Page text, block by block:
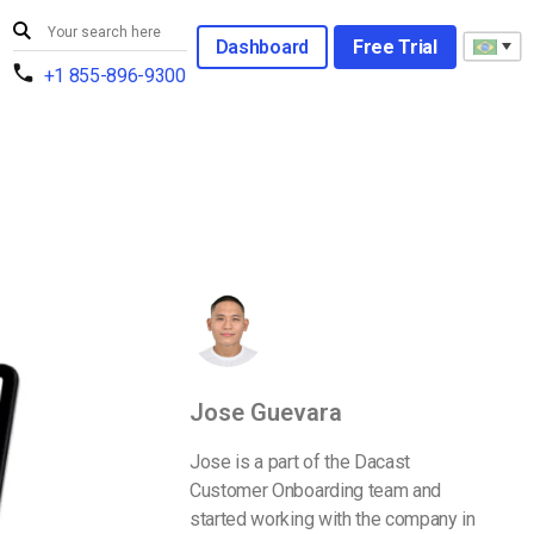
+1 855-896-9300
Dashboard Free Trial
Jose Guevara
Jose is a part of the Dacast
Customer Onboarding team and
started working with the company in